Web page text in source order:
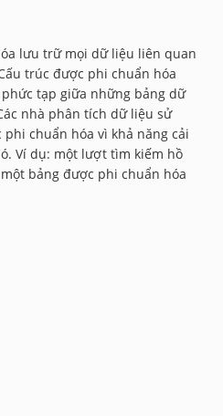
lưu trữ mọi dữ liệu liên quan
trúc được phi chuẩn hóa
tạp giữa những bảng dữ
nhà phân tích dữ liệu sử
chuẩn hóa vì khả năng cải
Ví dụ: một lượt tìm kiếm hồ
bảng được phi chuẩn hóa